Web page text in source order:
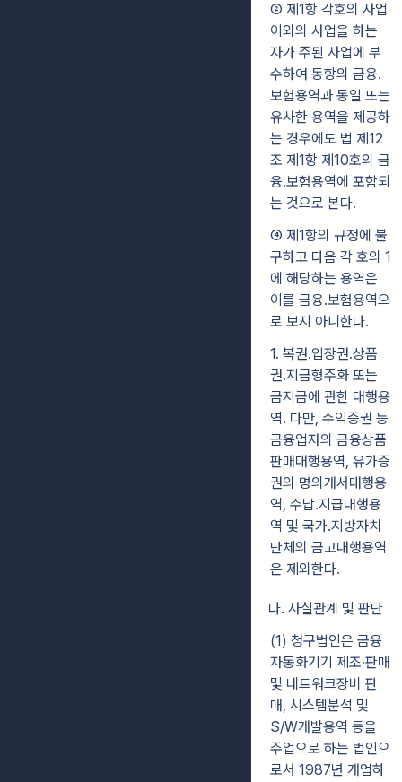
② 제1항 각호의 사업
이외의 사업을 하는
자가 주된 사업에 부
수하여 동항의 금융․
보험용역과 동일 또는
유사한 용역을 제공하
는 경우에도 법 제12
조 제1항 제10호의 금
융․보험용역에 포함되
는 것으로 본다.
④ 제1항의 규정에 불
구하고 다음 각 호의 1
에 해당하는 용역은
이를 금융․보험용역으
로 보지 아니한다.
1. 복권․입장권․상품
권․지금형주화 또는
금지금에 관한 대행용
역. 다만, 수익증권 등
금융업자의 금융상품
판매대행용역, 유가증
권의 명의개서대행용
역, 수납․지급대행용
역 및 국가․지방자치
단체의 금고대행용역
은 제외한다.
다. 사실관계 및 판단
(1) 청구법인은 금융
자동화기기 제조·판매
및 네트워크장비 판
매, 시스템분석 및
S/W개발용역 등을
주업으로 하는 법인으
로서 1987년 개업하